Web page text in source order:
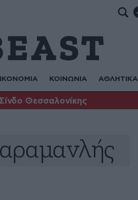
ΚΟΙΝΩΝΙΑ ΑΘΛΗΤΙΚΑ
Θεσσαλονίκης